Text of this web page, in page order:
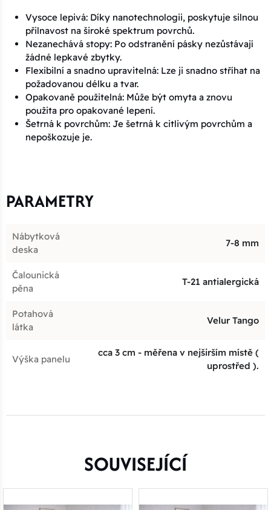
Vysoce lepivá: Díky nanotechnologii, poskytuje silnou
přilnavost na široké spektrum povrchů.
Nezanechává stopy: Po odstranění pásky nezůstávají
žádné lepkavé zbytky.
Flexibilní a snadno upravitelná: Lze ji snadno stříhat na
požadovanou délku a tvar.
Opakovaně použitelná: Může být omyta a znovu
použita pro opakované lepení.
Šetrná k povrchům: Je šetrná k citlivým povrchům a
nepoškozuje je.
PARAMETRY
Nábytková
deska
7-8 mm
Čalounická
pěna
T-21 antialergická
Potahová
látka
Velur Tango
Výška panelu
cca 3 cm - měřena v nejširším místě (
uprostřed ).
SOUVISEJÍCÍ